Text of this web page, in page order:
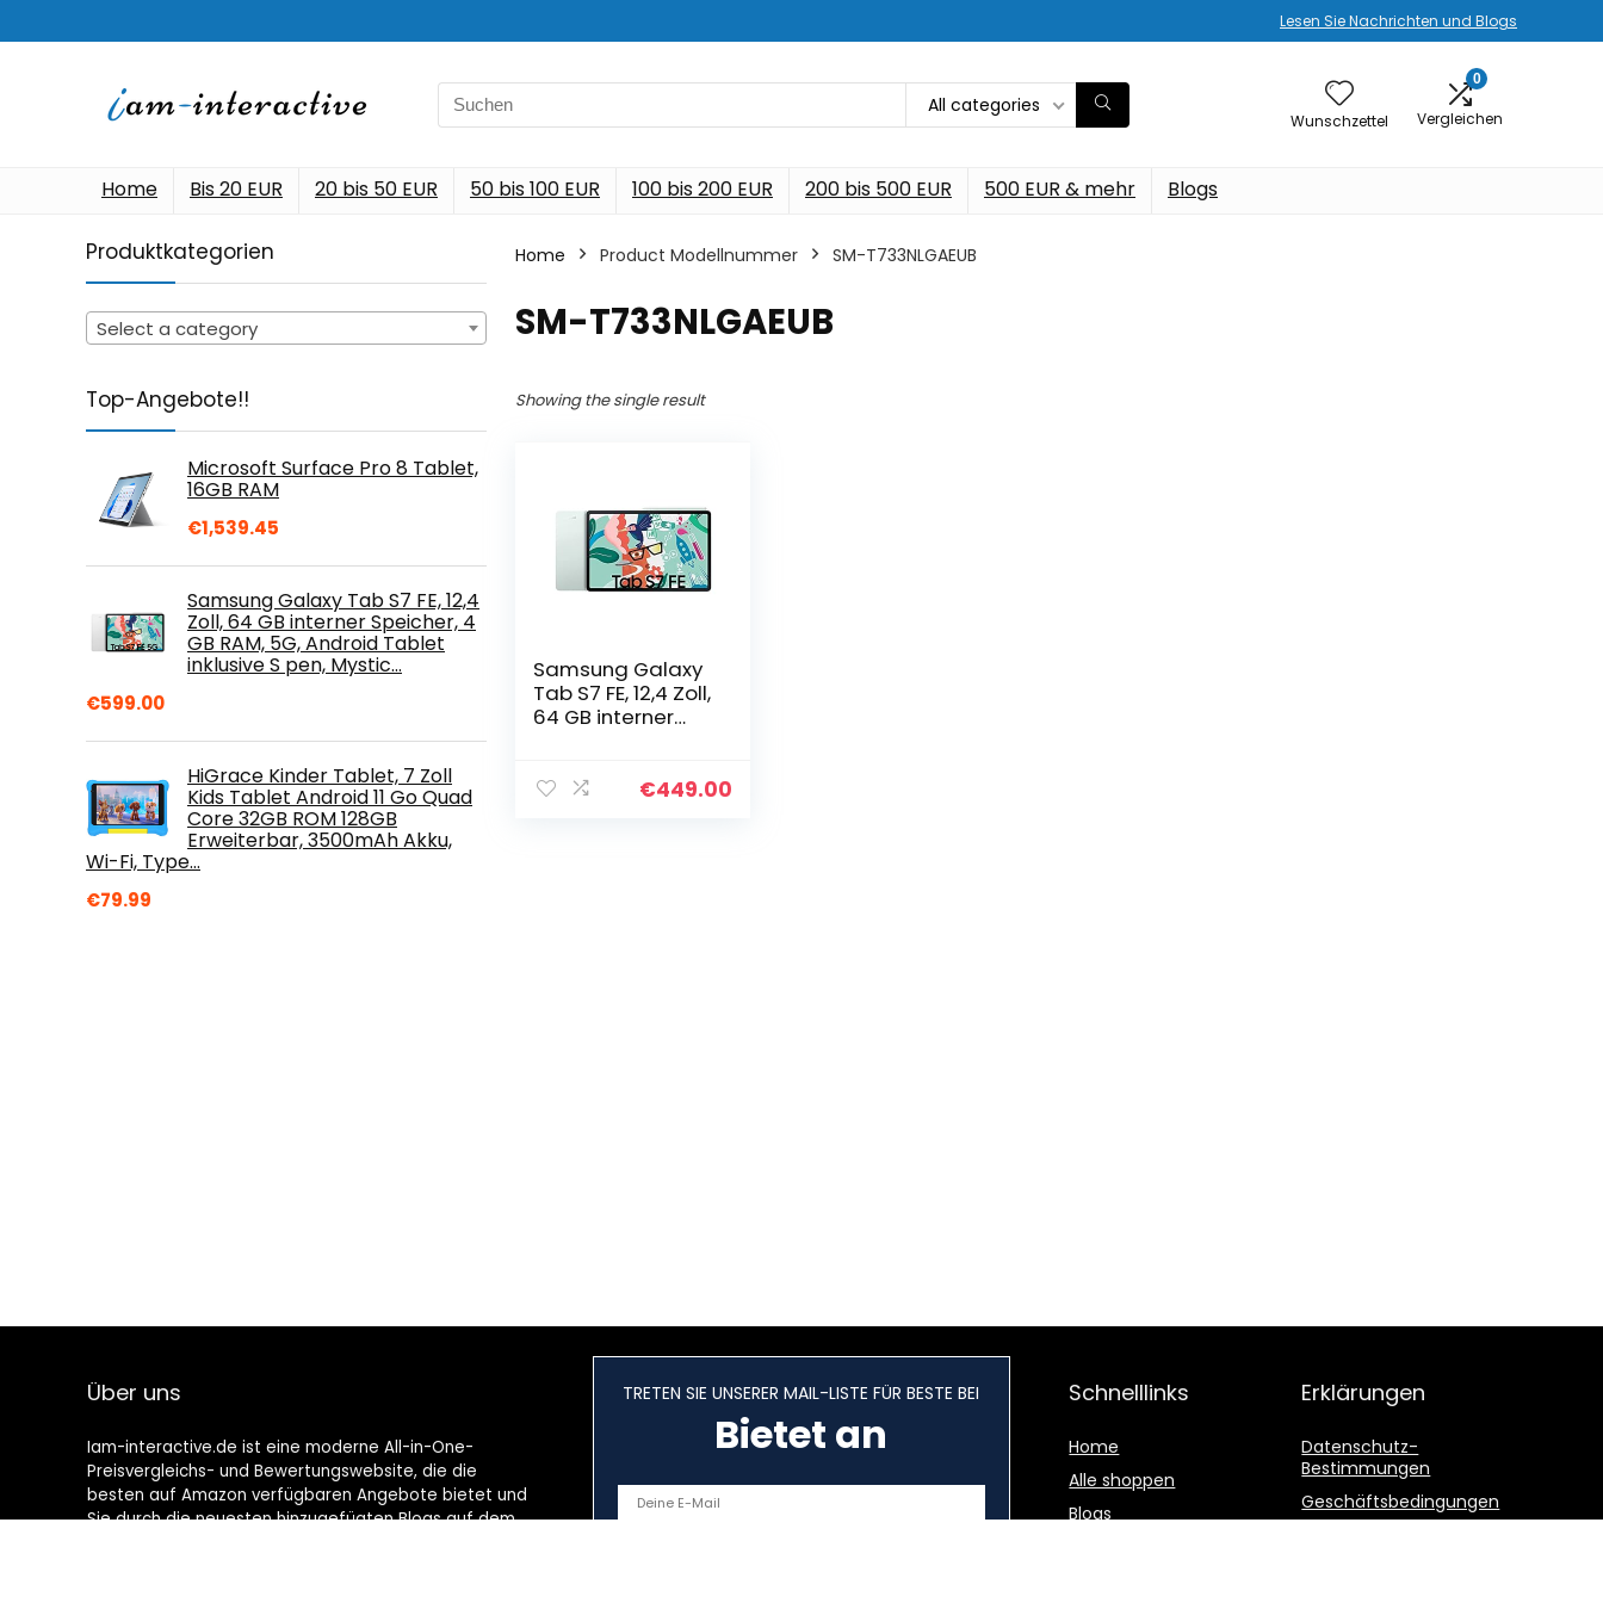
Lesen Sie Nachrichten und Blogs
Search
for:
All categories
Wunschzettel
0
Vergleichen
Home Bis 20 EUR 20 bis 50 EUR 50 bis 100 EUR 100 bis 200 EUR 200 bis 500 EUR 500 EUR & mehr Blogs
Produktkategorien
Select a category
Top-Angebote!!
Microsoft Surface Pro 8 Tablet,
16GB RAM
€1,539.45
Samsung Galaxy Tab S7 FE, 12,4
Zoll, 64 GB interner Speicher, 4
GB RAM, 5G, Android Tablet
inklusive S pen, Mystic…
€599.00
HiGrace Kinder Tablet, 7 Zoll
Kids Tablet Android 11 Go Quad
Core 32GB ROM 128GB
Erweiterbar, 3500mAh Akku,
Wi-Fi, Type…
€79.99
Home Product Modellnummer ‎SM-T733NLGAEUB
‎SM-T733NLGAEUB
Showing the single result
Samsung Galaxy
Tab S7 FE, 12,4 Zoll,
64 GB interner
Android Tablet
€449.00
Über uns
Iam-interactive.de ist eine moderne All-in-One-
Preisvergleichs- und Bewertungswebsite, die die
besten auf Amazon verfügbaren Angebote bietet und
Sie durch die neuesten hinzugefügten Blogs auf dem
TRETEN SIE UNSERER MAIL-LISTE FÜR BESTE BEI
Bietet an
Schnelllinks
Home
Alle shoppen
Blogs
Erklärungen
Datenschutz-
Bestimmungen
Geschäftsbedingungen